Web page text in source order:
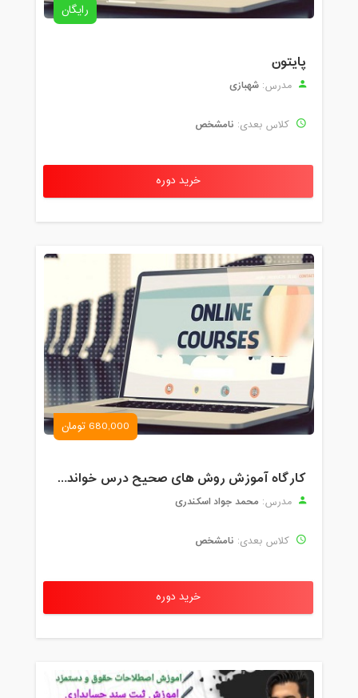
رایگان
پایتون
مدرس: شهبازی
کلاس بعدی: نامشخص
خرید دوره
680,000 تومان
کارگاه آموزش روش های صحیح درس خواندن همراه با یادگیری بدون فراموشی
مدرس: محمد جواد اسکندری
کلاس بعدی: نامشخص
خرید دوره